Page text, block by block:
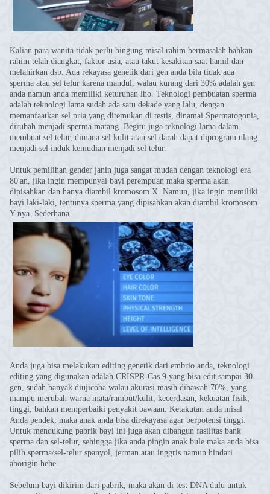
Kalian para wanita tidak perlu bingung misal rahim bermasalah bahkan
rahim telah diangkat, faktor usia, atau takut kesakitan saat hamil dan
melahirkan dsb. Ada rekayasa genetik dari gen anda bila tidak ada
sperma atau sel telur karena mandul, walau kurang dari 30% adalah gen
anda namun anda memiliki keturunan lho. Teknologi pembuatan sperma
adalah teknologi lama sudah ada satu dekade yang lalu, dengan
memanfaatkan sel pria yang ditemukan di testis, dinamai Spermatogonia,
dirubah menjadi sperma matang. Begitu juga teknologi lama dalam
membuat sel telur, dimana sel kulit atau sel darah dapat diprogram ulang
menjadi sel induk kemudian menjadi sel telur.
Untuk pemilihan gender janin juga sangat mudah dengan teknologi era
80'an, jika ingin mempunyai bayi perempuan maka sperma akan
dipisahkan dan hanya diambil kromosom X. Namun, jika ingin memiliki
bayi laki-laki, tentunya sperma yang dipisahkan akan diambil kromosom
Y-nya. Sederhana.
Anda juga bisa melakukan editing genetik dari embrio anda, teknologi
editing yang digunakan adalah CRISPR-Cas 9 yang bisa edit sampai 30
gen, sudah banyak diujicoba walau akurasi masih dibawah 70%, yang
mampu merubah warna mata/rambut/kulit, kecerdasan, kekuatan fisik,
tinggi, bahkan memperbaiki penyakit bawaan. Ketakutan anda misal
Anda pendek, maka anak anda bisa direkayasa agar berpotensi tinggi.
Untuk mendukung pabrik bayi ini juga akan dibangun fasilitas bank
sperma dan sel-telur, sehingga jika anda pingin anak bule maka anda bisa
pilih sperma/sel-telur spanyol, jerman atau inggris namun hindari
aborigin hehe.
Sebelum bayi dikirim dari pabrik, maka akan di test DNA dulu untuk